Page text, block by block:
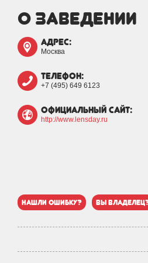
о заведении
адрес:
Москва
телефон:
+7 (495) 649 6123
официальный сайт:
http://www.lensday.ru
нашли ошибку? вы